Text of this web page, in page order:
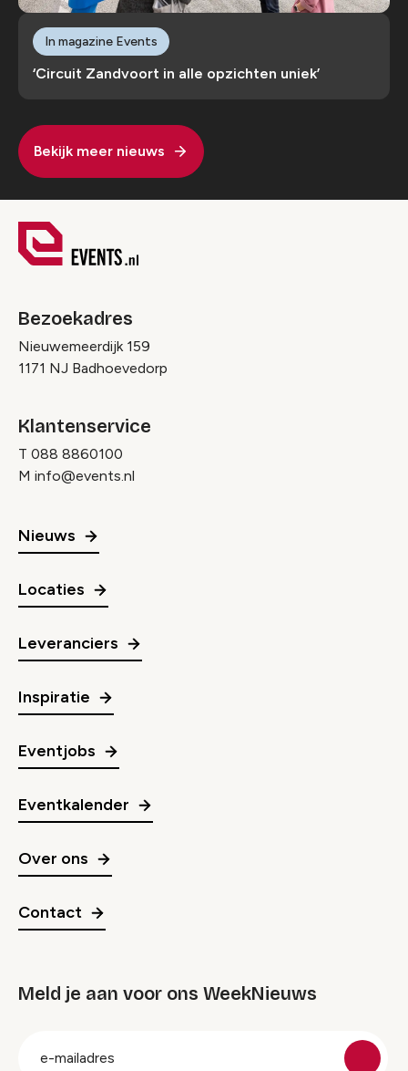
‘Circuit Zandvoort in alle opzichten uniek’
In magazine Events
Bekijk meer nieuws
Bezoekadres
Nieuwemeerdijk 159
1171 NJ Badhoevedorp
Klantenservice
T 088 8860100
M info@events.nl
Nieuws
Locaties
Leveranciers
Inspiratie
Eventjobs
Eventkalender
Over ons
Contact
Meld je aan voor ons WeekNieuws